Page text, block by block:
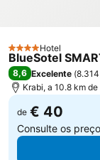
4 Estrelas
Hotel
BlueSotel
8,6 Excelente (
Krabi, a 10.8 km
de € 40
Consulte os